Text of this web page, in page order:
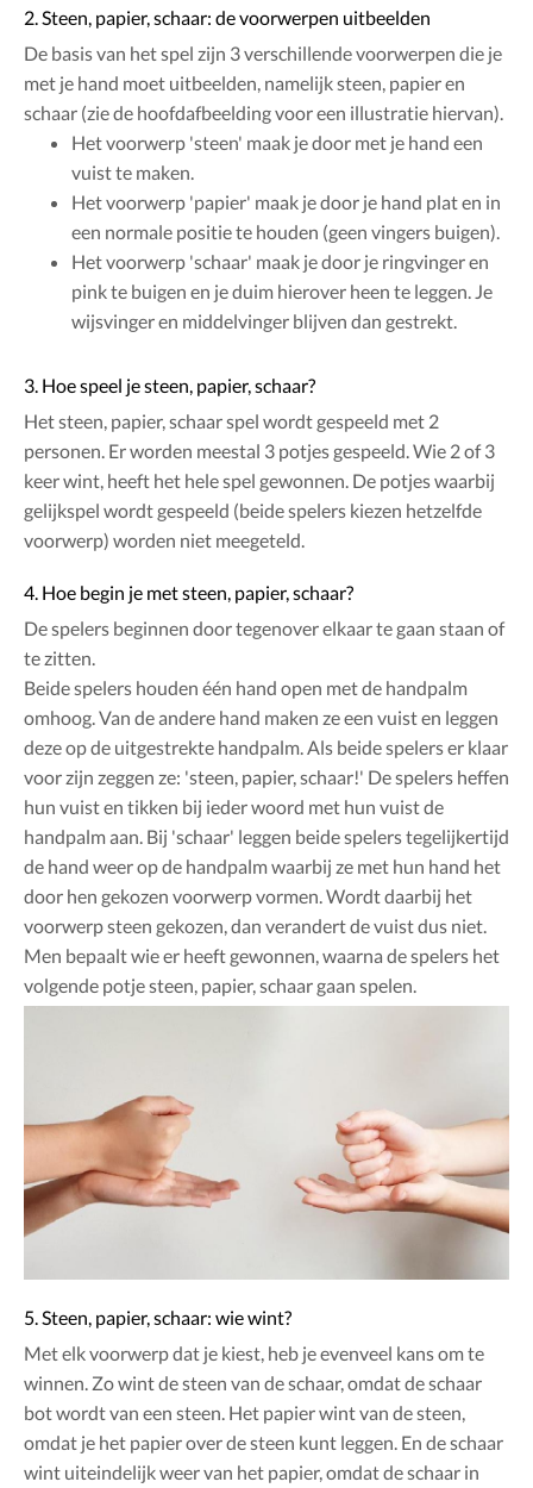
2. Steen, papier, schaar: de voorwerpen uitbeelden
De basis van het spel zijn 3 verschillende voorwerpen die je
met je hand moet uitbeelden, namelijk steen, papier en
schaar (zie de hoofdafbeelding voor een illustratie hiervan).
Het voorwerp 'steen' maak je door met je hand een
vuist te maken.
Het voorwerp 'papier' maak je door je hand plat en in
een normale positie te houden (geen vingers buigen).
Het voorwerp 'schaar' maak je door je ringvinger en
pink te buigen en je duim hierover heen te leggen. Je
wijsvinger en middelvinger blijven dan gestrekt.
3. Hoe speel je steen, papier, schaar?
Het steen, papier, schaar spel wordt gespeeld met 2
personen. Er worden meestal 3 potjes gespeeld. Wie 2 of 3
keer wint, heeft het hele spel gewonnen. De potjes waarbij
gelijkspel wordt gespeeld (beide spelers kiezen hetzelfde
voorwerp) worden niet meegeteld.
4. Hoe begin je met steen, papier, schaar?
De spelers beginnen door tegenover elkaar te gaan staan of
te zitten.
Beide spelers houden één hand open met de handpalm
omhoog. Van de andere hand maken ze een vuist en leggen
deze op de uitgestrekte handpalm. Als beide spelers er klaar
voor zijn zeggen ze: 'steen, papier, schaar!' De spelers heffen
hun vuist en tikken bij ieder woord met hun vuist de
handpalm aan. Bij 'schaar' leggen beide spelers tegelijkertijd
de hand weer op de handpalm waarbij ze met hun hand het
door hen gekozen voorwerp vormen. Wordt daarbij het
voorwerp steen gekozen, dan verandert de vuist dus niet.
Men bepaalt wie er heeft gewonnen, waarna de spelers het
volgende potje steen, papier, schaar gaan spelen.
5. Steen, papier, schaar: wie wint?
Met elk voorwerp dat je kiest, heb je evenveel kans om te
winnen. Zo wint de steen van de schaar, omdat de schaar
bot wordt van een steen. Het papier wint van de steen,
omdat je het papier over de steen kunt leggen. En de schaar
wint uiteindelijk weer van het papier, omdat de schaar in